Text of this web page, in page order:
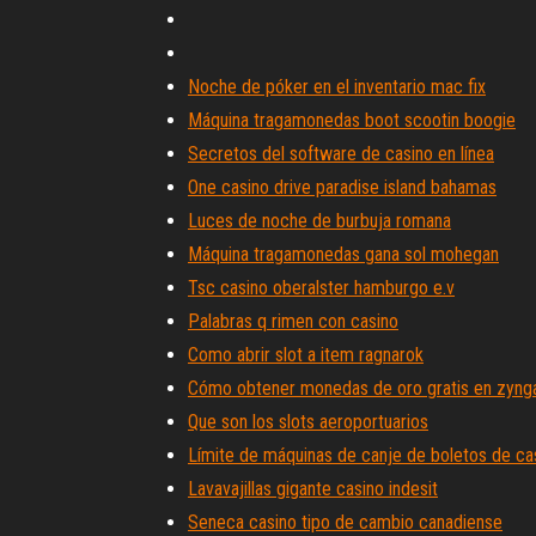
Noche de póker en el inventario mac fix
Máquina tragamonedas boot scootin boogie
Secretos del software de casino en línea
One casino drive paradise island bahamas
Luces de noche de burbuja romana
Máquina tragamonedas gana sol mohegan
Tsc casino oberalster hamburgo e.v
Palabras q rimen con casino
Como abrir slot a item ragnarok
Cómo obtener monedas de oro gratis en
Que son los slots aeroportuarios
Límite de máquinas de canje de boletos de
Lavavajillas gigante casino indesit
Seneca casino tipo de cambio canadiense